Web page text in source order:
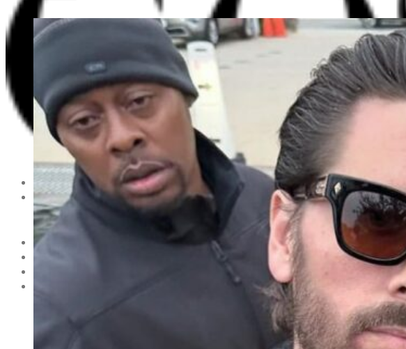
НОВОСТИ
МОДА
Коллекции
HOLLYWOOD
СВЕТСКАЯ ХРОНИКА
ЗВЕЗДНЫЙ СТИЛЬ